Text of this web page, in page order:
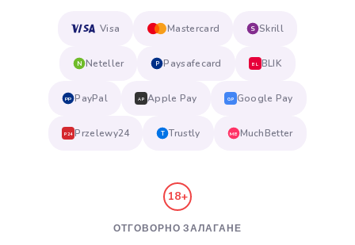
Visa Mastercard S Skrill
N Neteller P Paysafecard BL BLIK
PP PayPal AP Apple Pay GP Google Pay
P24 Przelewy24 T Trustly MB MuchBetter
18+
ОТГОВОРНО ЗАЛАГАНЕ